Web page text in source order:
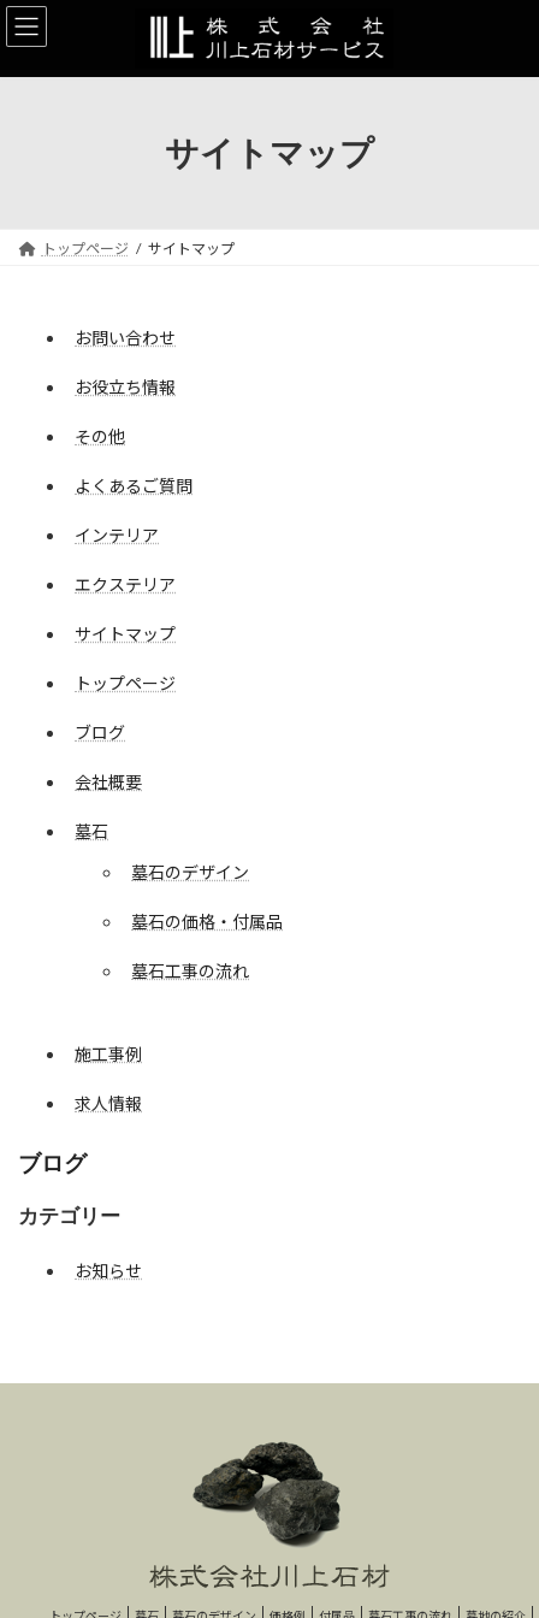
コ
ン
ン
ナ
ビ
ー
サイトマップ
トップページ サイトマップ
お問い合わせ
お役立ち情報
その他
よくあるご質問
インテリア
エクステリア
サイトマップ
トップページ
ブログ
会社概要
墓石
墓石のデザイン
墓石の価格・付属品
墓石工事の流れ
施工事例
求人情報
ブログ
カテゴリー
お知らせ